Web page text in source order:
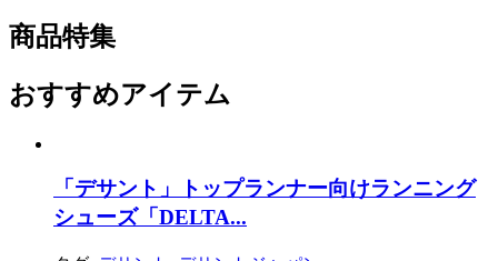
商品特集
おすすめアイテム
「デサント」トップランナー向けランニング
シューズ「DELTA...